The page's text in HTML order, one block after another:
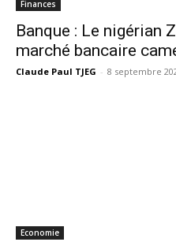
Finances
Banque : Le nigérian
marché bancaire
Claude Paul TJEG - 8 septembre
Economie